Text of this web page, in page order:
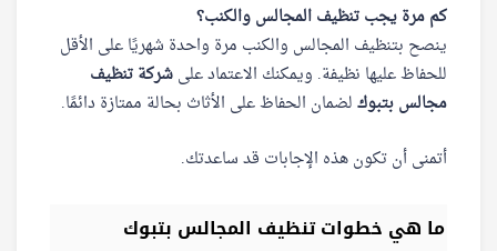
كم مرة يجب تنظيف المجالس والكنب؟
ينصح بتنظيف المجالس والكنب مرة واحدة شهريًا على الأقل
للحفاظ عليها نظيفة. ويمكنك الاعتماد علىشركة تنظيف
مجالس بتبوكلضمان الحفاظ على الأثاث بحالة ممتازة دائمًا.
أتمنى أن تكون هذه الإجابات قد ساعدتك.
ما هي خطوات تنظيف المجالس بتبوك